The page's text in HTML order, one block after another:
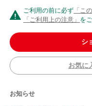
ご利用の前に必ず 「こ
「ご利用上の注意」 を
シ
お気に
お知らせ